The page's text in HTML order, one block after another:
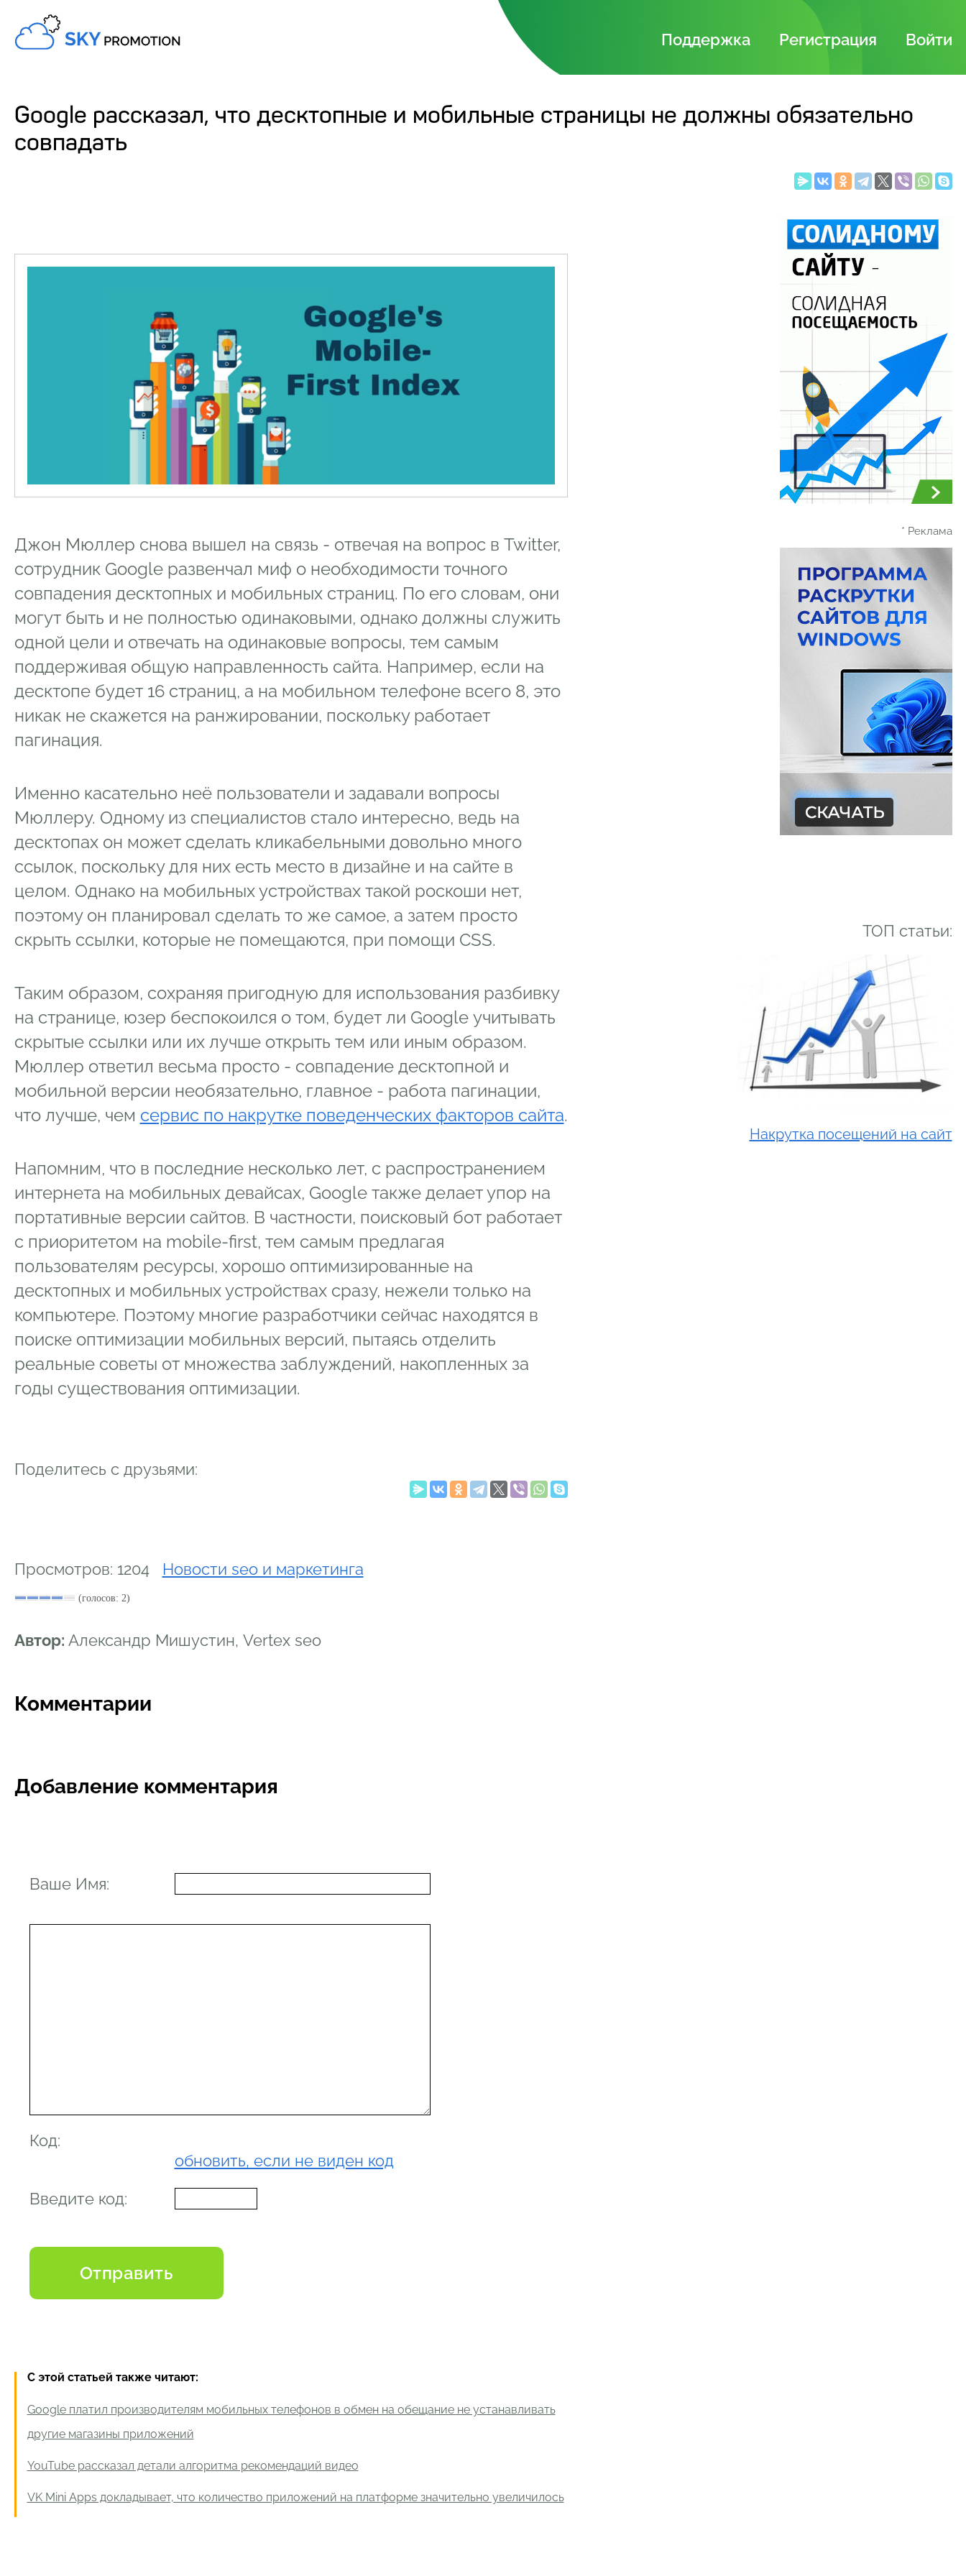
Поддержка Регистрация Войти
Google рассказал, что десктопные и мобильные страницы не должны обязательно
совпадать
Джон Мюллер снова вышел на связь - отвечая на вопрос в Twitter,
сотрудник Google развенчал миф о необходимости точного
совпадения десктопных и мобильных страниц. По его словам, они
могут быть и не полностью одинаковыми, однако должны служить
одной цели и отвечать на одинаковые вопросы, тем самым
поддерживая общую направленность сайта. Например, если на
десктопе будет 16 страниц, а на мобильном телефоне всего 8, это
никак не скажется на ранжировании, поскольку работает
пагинация.
Именно касательно неё пользователи и задавали вопросы
Мюллеру. Одному из специалистов стало интересно, ведь на
десктопах он может сделать кликабельными довольно много
ссылок, поскольку для них есть место в дизайне и на сайте в
целом. Однако на мобильных устройствах такой роскоши нет,
поэтому он планировал сделать то же самое, а затем просто
скрыть ссылки, которые не помещаются, при помощи CSS.
Таким образом, сохраняя пригодную для использования разбивку
на странице, юзер беспокоился о том, будет ли Google учитывать
скрытые ссылки или их лучше открыть тем или иным образом.
Мюллер ответил весьма просто - совпадение десктопной и
мобильной версии необязательно, главное - работа пагинации,
что лучше, чем сервис по накрутке поведенческих факторов сайта.
Напомним, что в последние несколько лет, с распространением
интернета на мобильных девайсах, Google также делает упор на
портативные версии сайтов. В частности, поисковый бот работает
с приоритетом на mobile-first, тем самым предлагая
пользователям ресурсы, хорошо оптимизированные на
десктопных и мобильных устройствах сразу, нежели только на
компьютере. Поэтому многие разработчики сейчас находятся в
поиске оптимизации мобильных версий, пытаясь отделить
реальные советы от множества заблуждений, накопленных за
годы существования оптимизации.
Поделитесь с друзьями:
Просмотров: 1204 Новости seo и маркетинга
(голосов: 2)
Автор: Александр Мишустин, Vertex seo
Комментарии
Добавление комментария
Ваше Имя:
Код:
обновить, если не виден код
Введите код:
С этой статьей также читают:
Google платил производителям мобильных телефонов в обмен на обещание не устанавливать
другие магазины приложений
YouTube рассказал детали алгоритма рекомендаций видео
VK Mini Apps докладывает, что количество приложений на платформе значительно увеличилось
* Реклама
ТОП статьи:
Накрутка посещений на сайт